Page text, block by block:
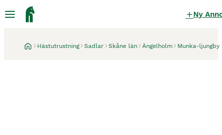
Ny
Hästutrustning Sadlar Skåne län Ängelholm Munka-ljungby